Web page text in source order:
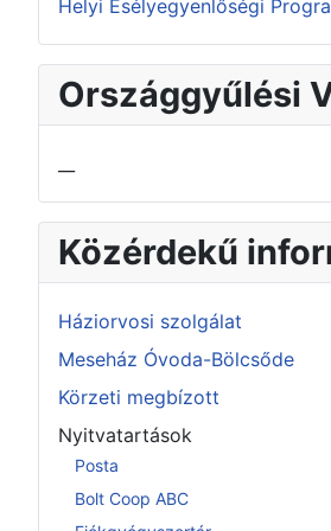
Helyi Esélyegyenlőségi
Országgyűlési
Közérdekű
Háziorvosi szolgálat
Meseház Óvoda-Bölcsőde
Körzeti megbízott
Nyitvatartások
Posta
Bolt Coop ABC